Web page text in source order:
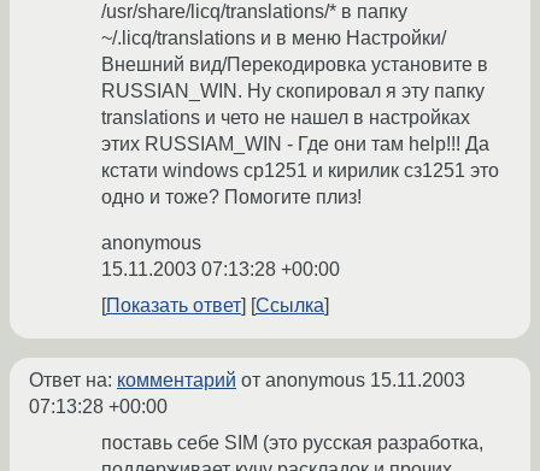
/usr/share/licq/translations/* в папку
~/.licq/translations и в меню Настройки/
Внешний вид/Перекодировка установите в
RUSSIAN_WIN. Ну скопировал я эту папку
translations и чето не нашел в настройках
этих RUSSIAM_WIN - Где они там help!!! Да
кстати windows cp1251 и кирилик сз1251 это
одно и тоже? Помогите плиз!
anonymous
15.11.2003 07:13:28 +00:00
Показать ответ
Ссылка
Ответ на: комментарий от anonymous 15.11.2003
07:13:28 +00:00
поставь себе SIM (это русская разработка,